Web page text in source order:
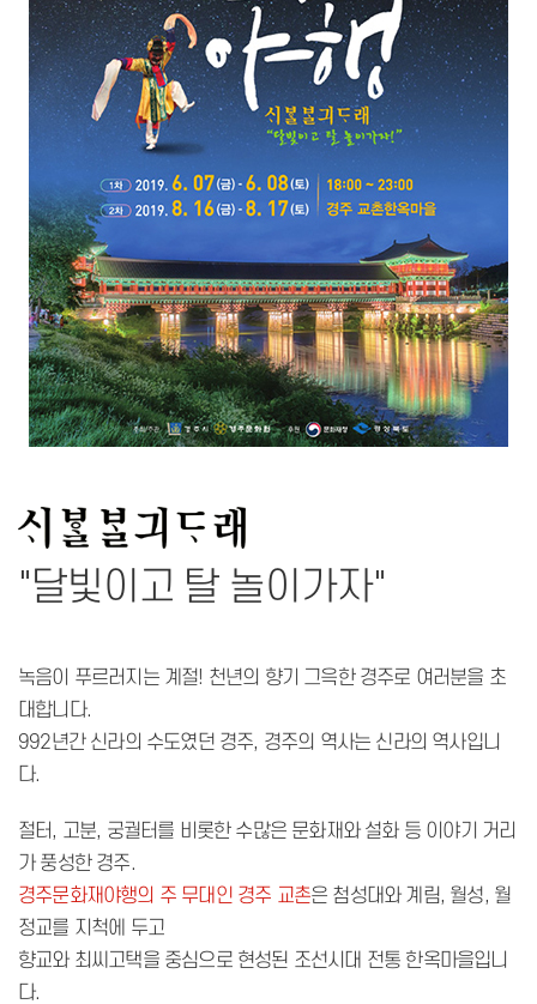
"달빛이고 탈 놀이가자"
녹음이 푸르러지는 계절! 천년의 향기 그윽한 경주로 여러분을 초
대합니다.
992년간 신라의 수도였던 경주, 경주의 역사는 신라의 역사입니
다.
절터, 고분, 궁궐터를 비롯한 수많은 문화재와 설화 등 이야기 거리
가 풍성한 경주.
경주문화재야행의 주 무대인 경주 교촌은 첨성대와 계림, 월성, 월
정교를 지척에 두고
향교와 최씨고택을 중심으로 현성된 조선시대 전통 한옥마을입니
다.